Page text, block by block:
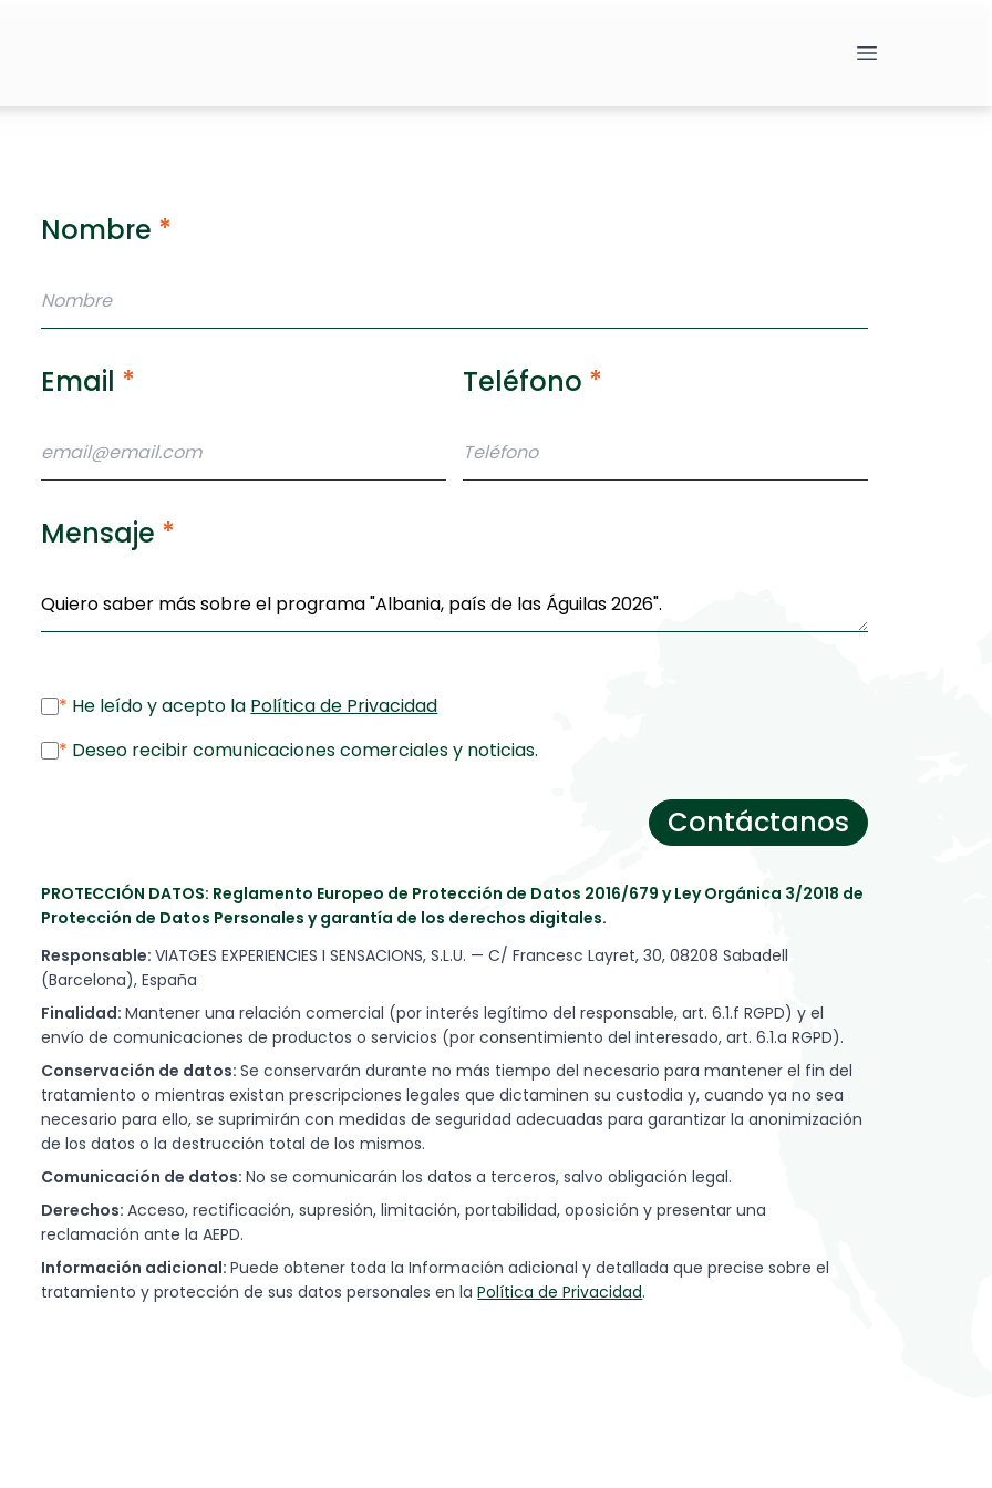
Nombre *
Email * Teléfono *
Mensaje *
* He leído y acepto la Política de Privacidad
* Deseo recibir comunicaciones comerciales y noticias.
Contáctanos
PROTECCIÓN DATOS: Reglamento Europeo de Protección de Datos 2016/679 y Ley Orgánica 3/2018 de
Protección de Datos Personales y garantía de los derechos digitales.
Responsable:VIATGES EXPERIENCIES I SENSACIONS, S.L.U. — C/ Francesc Layret, 30, 08208 Sabadell
(Barcelona), España
Finalidad:Mantener una relación comercial (por interés legítimo del responsable, art. 6.1.f RGPD) y el
envío de comunicaciones de productos o servicios (por consentimiento del interesado, art. 6.1.a RGPD).
Conservación de datos:Se conservarán durante no más tiempo del necesario para mantener el fin del
tratamiento o mientras existan prescripciones legales que dictaminen su custodia y, cuando ya no sea
necesario para ello, se suprimirán con medidas de seguridad adecuadas para garantizar la anonimización
de los datos o la destrucción total de los mismos.
Comunicación de datos:No se comunicarán los datos a terceros, salvo obligación legal.
Derechos:Acceso, rectificación, supresión, limitación, portabilidad, oposición y presentar una
reclamación ante la AEPD.
Información adicional:Puede obtener toda la Información adicional y detallada que precise sobre el
tratamiento y protección de sus datos personales en la Política de Privacidad.